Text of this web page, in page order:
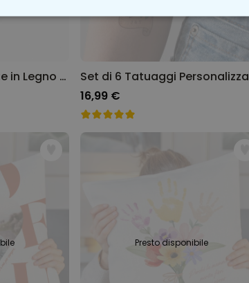
Portachiavi da Parete in Legno Personalizzato Mandala con Foto e Testo
16,99 €
Presto disponibile
PRESTAZIONI MARKETING NON